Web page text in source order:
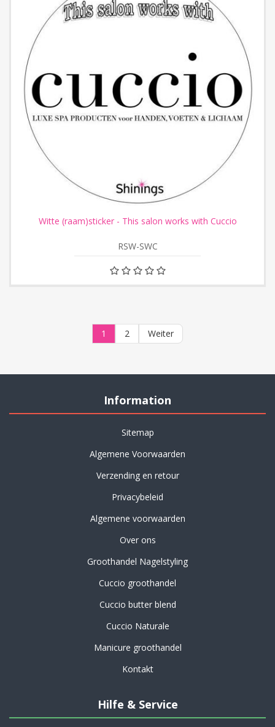
Witte (raam)sticker - This salon works with Cuccio
RSW-SWC
1 2 Weiter
Information
Sitemap
Algemene Voorwaarden
Verzending en retour
Privacybeleid
Algemene voorwaarden
Over ons
Groothandel Nagelstyling
Cuccio groothandel
Cuccio butter blend
Cuccio Naturale
Manicure groothandel
Kontakt
Hilfe & Service